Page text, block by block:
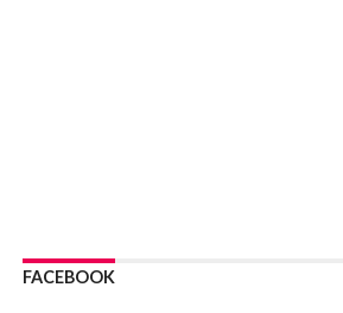
LIPNICA MUROWANA. Zostanie
Lipnicy Górnej. Podpisano umowę na
FACEBOOK